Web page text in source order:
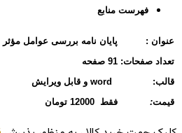
فهرست منابع
عنوان :
پایان نامه بررسی عوامل
تعداد صفحات: 91 صفحه
قالب:
قیمت: فقط 12000 تومان